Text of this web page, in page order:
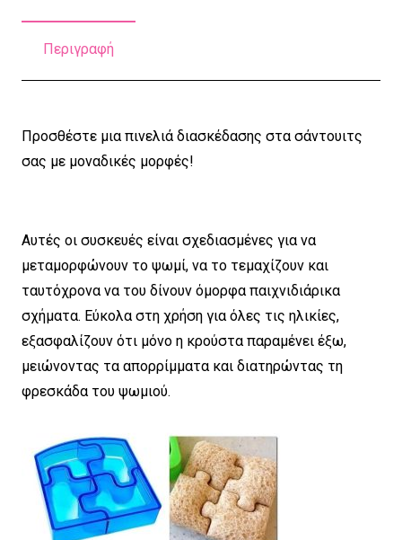
Περιγραφή
Προσθέστε μια πινελιά διασκέδασης στα σάντουιτς
σας με μοναδικές μορφές!
Αυτές οι συσκευές είναι σχεδιασμένες για να
μεταμορφώνουν το ψωμί, να το τεμαχίζουν και
ταυτόχρονα να του δίνουν όμορφα παιχνιδιάρικα
σχήματα. Εύκολα στη χρήση για όλες τις ηλικίες,
εξασφαλίζουν ότι μόνο η κρούστα παραμένει έξω,
μειώνοντας τα απορρίμματα και διατηρώντας τη
φρεσκάδα του ψωμιού.